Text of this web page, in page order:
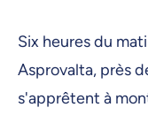
Six heures du
Asprovalta, près
s'apprêtent à